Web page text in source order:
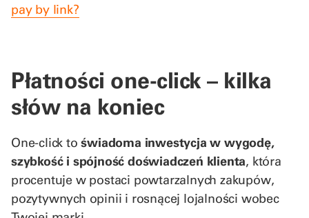
pay by link?
Płatności one-click – kilka
słów na koniec
One-click toświadoma inwestycja w wygodę,
szybkość i spójność doświadczeń klienta, która
procentuje w postaci powtarzalnych zakupów,
pozytywnych opinii i rosnącej lojalności wobec